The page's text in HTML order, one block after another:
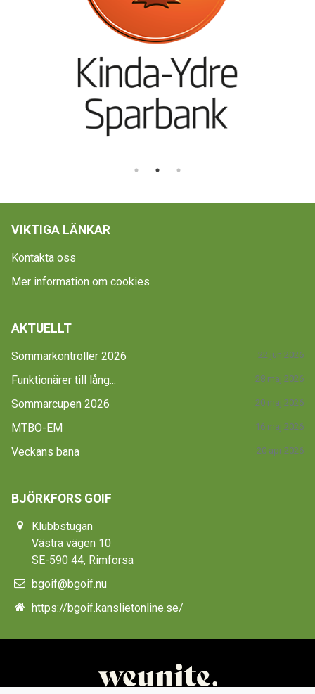
VIKTIGA LÄNKAR
Kontakta oss
Mer information om cookies
AKTUELLT
Sommarkontroller 2026 22 jun 2026
Funktionärer till lång... 28 maj 2026
Sommarcupen 2026 20 maj 2026
MTBO-EM 16 maj 2026
Veckans bana 20 apr 2026
BJÖRKFORS GOIF
Klubbstugan
Västra vägen 10
SE-590 44, Rimforsa
bgoif@bgoif.nu
https://bgoif.kanslietonline.se/